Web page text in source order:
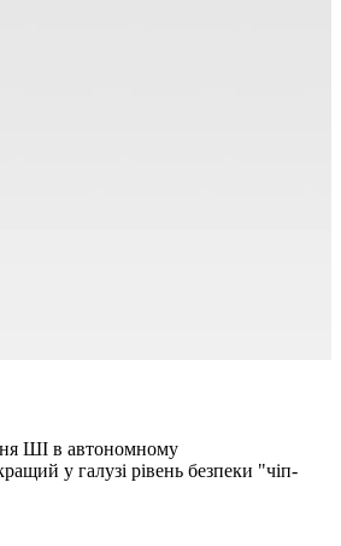
ШІ в автономному
у галузі рівень безпеки "чіп-